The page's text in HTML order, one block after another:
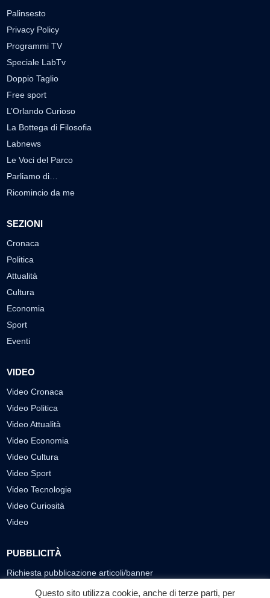
Palinsesto
Privacy Policy
Programmi TV
Speciale LabTv
Doppio Taglio
Free sport
L’Orlando Curioso
La Bottega di Filosofia
Labnews
Le Voci del Parco
Parliamo di…
Ricomincio da me
SEZIONI
Cronaca
Politica
Attualità
Cultura
Economia
Sport
Eventi
VIDEO
Video Cronaca
Video Politica
Video Attualità
Video Economia
Video Cultura
Video Sport
Video Tecnologie
Video Curiosità
Video
PUBBLICITÀ
Richiesta pubblicazione articoli/banner
Questo sito utilizza cookie, anche di terze parti, per